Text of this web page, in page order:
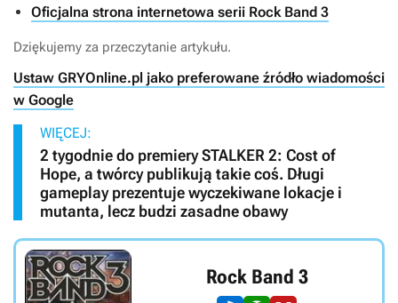
Oficjalna strona internetowa serii Rock Band 3
Dziękujemy za przeczytanie artykułu.
Ustaw GRYOnline.pl jako preferowane źródło wiadomości
w Google
WIĘCEJ:
2 tygodnie do premiery STALKER 2: Cost of
Hope, a twórcy publikują takie coś. Długi
gameplay prezentuje wyczekiwane lokacje i
mutanta, lecz budzi zasadne obawy
Rock Band 3